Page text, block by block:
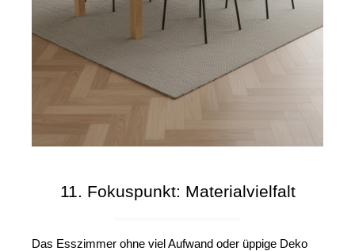
11. Fokuspunkt: Materialvielfalt
Das Esszimmer ohne viel Aufwand oder üppige Deko